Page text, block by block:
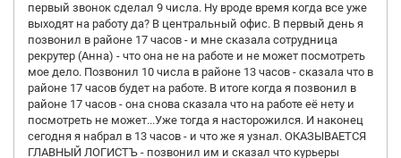
первый звонок сделал 9 числа. Ну вроде время когда все уже
выходят на работу да? В центральный офис. В первый день я
позвонил в районе 17 часов - и мне сказала сотрудница
рекрутер (Анна) - что она не на работе и не может посмотреть
мое дело. Позвонил 10 числа в районе 13 часов - сказала что в
районе 17 часов будет на работе. В итоге когда я позвонил в
районе 17 часов - она снова сказала что на работе её нету и
посмотреть не может...Уже тогда я насторожился. И наконец
сегодня я набрал в 13 часов - и что же я узнал. ОКАЗЫВАЕТСЯ
ГЛАВНЫЙ ЛОГИСТЪ - позвонил им и сказал что курьеры